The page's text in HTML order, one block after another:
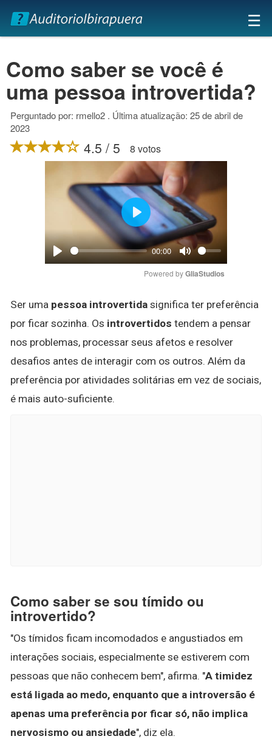
×
☰
Como saber se você é
uma pessoa introvertida?
Perguntado por: rmello2 . Última atualização: 25 de abril de
2023
4.5 / 5 8 votos
Play
00:00
Mute
Play
Powered by GliaStudios
Ser uma pessoa introvertida significa ter preferência
por ficar sozinha. Os introvertidos tendem a pensar
nos problemas, processar seus afetos e resolver
desafios antes de interagir com os outros. Além da
preferência por atividades solitárias em vez de sociais,
é mais auto-suficiente.
Como saber se sou tímido ou
introvertido?
"Os tímidos ficam incomodados e angustiados em
interações sociais, especialmente se estiverem com
pessoas que não conhecem bem", afirma. "A timidez
está ligada ao medo, enquanto que a introversão é
apenas uma preferência por ficar só, não implica
nervosismo ou ansiedade", diz ela.